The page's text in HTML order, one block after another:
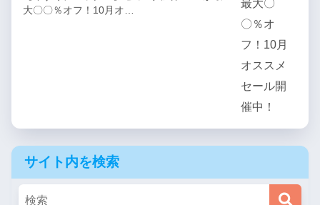
大〇〇％オフ！10月オ…
サイト内を検索